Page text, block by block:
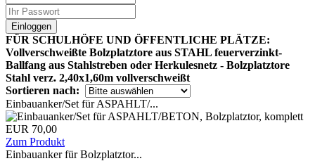
Einloggen
FÜR SCHULHÖFE UND ÖFFENTLICHE PLÄTZE:
Vollverschweißte Bolzplatztore aus STAHL feuerverzinkt-
Ballfang aus Stahlstreben oder Herkulesnetz - Bolzplatztore
Stahl verz. 2,40x1,60m vollverschweißt
Sortieren nach:
Einbauanker/Set für ASPAHLT/...
EUR 70,00
Zum Produkt
Einbauanker für Bolzplatztor...